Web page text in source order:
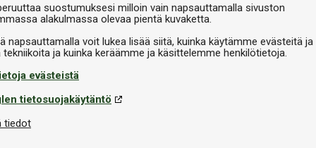
suostumuksesi milloin vain napsauttamalla sivuston
alakulmassa olevaa pientä kuvaketta.
napsauttamalla voit lukea lisää siitä, kuinka käytämme evästeitä ja
evästeistä
tietosuojakäytäntö
tiedot
joka määrittelee robotin
joko mukana
tai älypuhelimellasi (iOS ja
päivityksin.
jotka on suunniteltu